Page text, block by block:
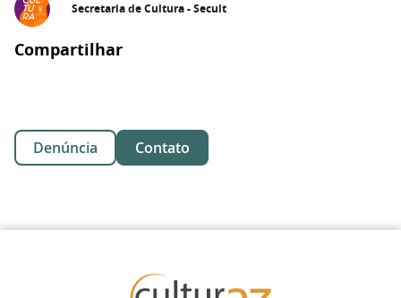
Secretaria de Cultura - Secult
Compartilhar
Denúncia Contato